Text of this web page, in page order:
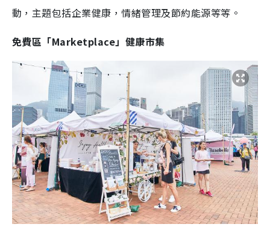
動，主題包括企業健康，情緒管理及節約能源等等。
免費區「Marketplace」健康市集